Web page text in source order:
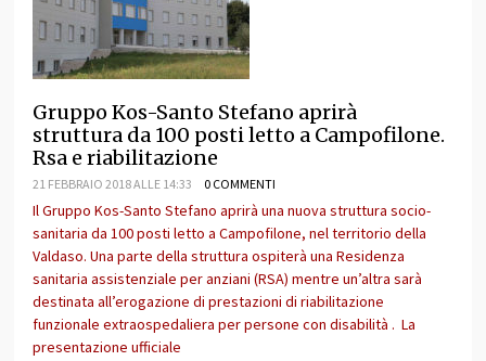
Gruppo Kos-Santo Stefano aprirà
struttura da 100 posti letto a Campofilone.
Rsa e riabilitazione
21 FEBBRAIO 2018 ALLE 14:33 0 COMMENTI
Il Gruppo Kos-Santo Stefano aprirà una nuova struttura socio-
sanitaria da 100 posti letto a Campofilone, nel territorio della
Valdaso. Una parte della struttura ospiterà una Residenza
sanitaria assistenziale per anziani (RSA) mentre un’altra sarà
destinata all’erogazione di prestazioni di riabilitazione
funzionale extraospedaliera per persone con disabilità . La
presentazione ufficiale